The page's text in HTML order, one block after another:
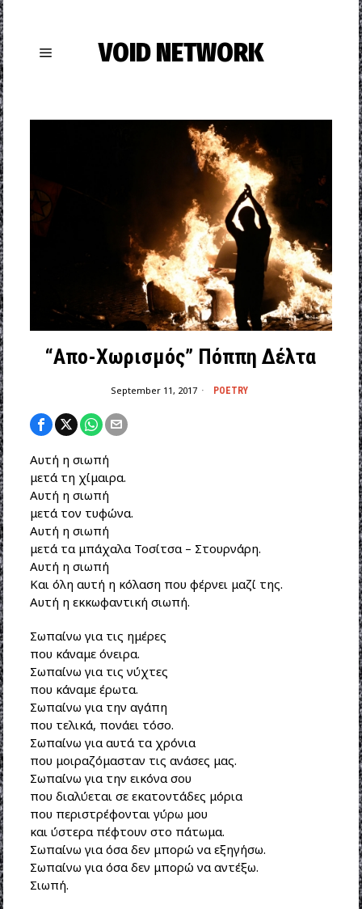
VOID NETWORK
“Απο-Χωρισμός” Πόππη Δέλτα
September 11, 2017 POETRY
Αυτή η σιωπή
μετά τη χίμαιρα.
Αυτή η σιωπή
μετά τον τυφώνα.
Αυτή η σιωπή
μετά τα μπάχαλα Τοσίτσα – Στουρνάρη.
Αυτή η σιωπή
Και όλη αυτή η κόλαση που φέρνει μαζί της.
Αυτή η εκκωφαντική σιωπή.
Σωπαίνω για τις ημέρες
που κάναμε όνειρα.
Σωπαίνω για τις νύχτες
που κάναμε έρωτα.
Σωπαίνω για την αγάπη
που τελικά, πονάει τόσο.
Σωπαίνω για αυτά τα χρόνια
που μοιραζόμασταν τις ανάσες μας.
Σωπαίνω για την εικόνα σου
που διαλύεται σε εκατοντάδες μόρια
που περιστρέφονται γύρω μου
και ύστερα πέφτουν στο πάτωμα.
Σωπαίνω για όσα δεν μπορώ να εξηγήσω.
Σωπαίνω για όσα δεν μπορώ να αντέξω.
Σιωπή.